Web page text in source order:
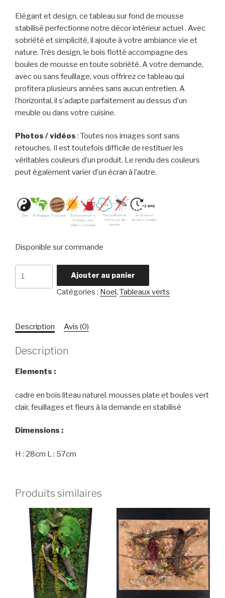
Elégant et design, ce tableau sur fond de mousse
stabilisé perfectionne notre décor intérieur actuel . Avec
sobriété et simplicité, il ajoute à votre ambiance vie et
nature. Très design, le bois flotté accompagne des
boules de mousse en toute sobriété. A votre demande,
avec ou sans feuillage, vous offrirez ce tableau qui
profitera plusieurs années sans aucun entretien. A
l’horizontal, il s’adapte parfaitement au dessus d’un
meuble ou dans votre cuisine.
Photos / vidéos : Toutes nos images sont sans
retouches. Il est toutefois difficile de restituer les
véritables couleurs d’un produit. Le rendu des couleurs
peut également varier d’un écran à l’autre.
Disponible sur commande
Ajouter au panier
Catégories : Noel, Tableaux verts
Description Avis (0)
Description
Elements :
cadre en bois liteau naturel. mousses plate et boules vert
clair, feuillages et fleurs à la demande en stabilisé
Dimensions :
H : 28cm L : 57cm
Produits similaires